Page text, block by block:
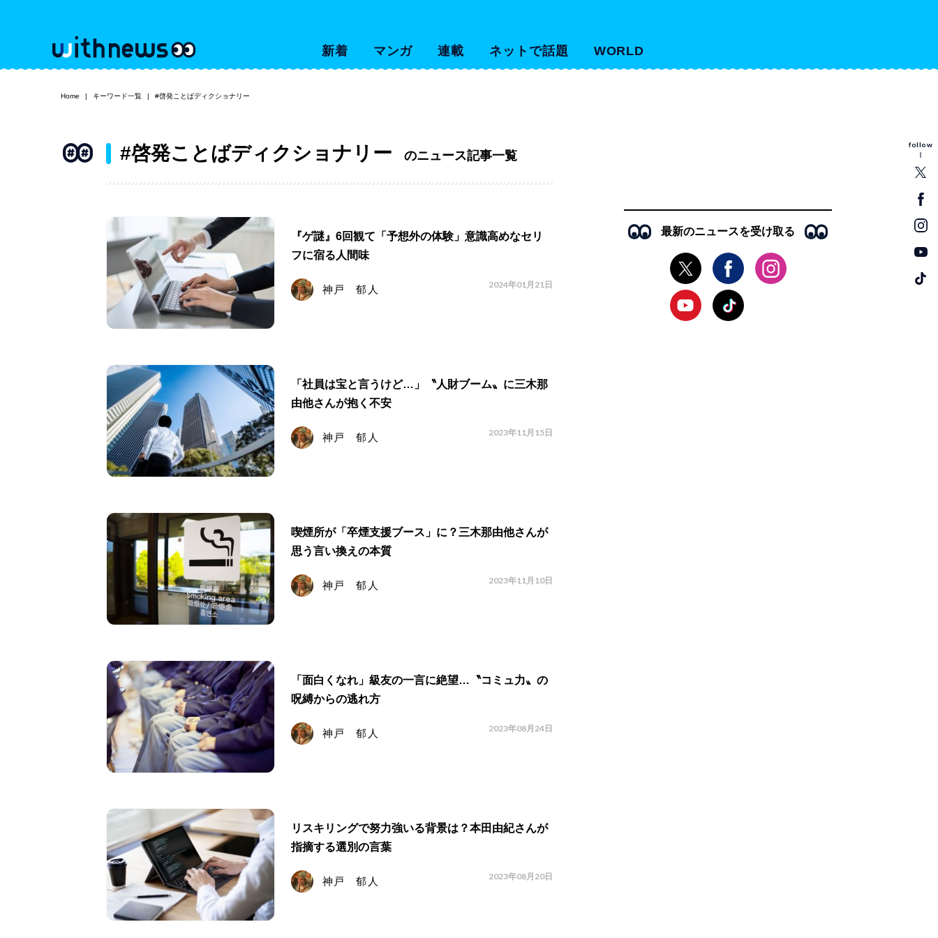
新着 マンガ 連載 ネットで話題 WORLD
follow
Home キーワード一覧 #啓発ことばディクショナリー
#啓発ことばディクショナリー のニュース記事一覧
​​『ゲ謎』6回観て「予想外の体験」意識高めなセリ
フに宿る人間味
神戸 郁人 2024年01月21日
「社員は宝と言うけど…」〝人財ブーム〟に三木那
由他さんが抱く不安
神戸 郁人 2023年11月15日
喫煙所が「卒煙支援ブース」に？三木那由他さんが
思う言い換えの本質
神戸 郁人 2023年11月10日
「面白くなれ」級友の一言に絶望…〝コミュ力〟の
呪縛からの逃れ方
神戸 郁人 2023年08月24日
リスキリングで努力強いる背景は？本田由紀さんが
指摘する選別の言葉
神戸 郁人 2023年08月20日
最新のニュースを受け取る